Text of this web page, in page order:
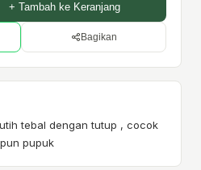
+ Tambah ke Keranjang
Bagikan
tebal dengan tutup , cocok
pupuk